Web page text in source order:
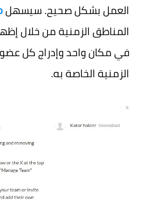
العمل بشكل صحيح. سيسهل
المناطق الزمنية من خلال
في مكان واحد وإدراج كل
الزمنية الخاصة به.